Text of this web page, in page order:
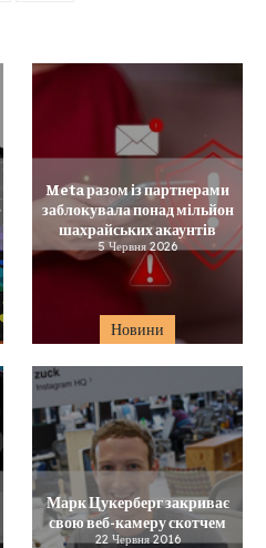
Новини
Meta разом із партнерами
заблокувала понад мільйон
шахрайських акаунтів
5 Червня 2026
Марк Цукерберг закриває
свою веб-камеру скотчем
22 Червня 2016